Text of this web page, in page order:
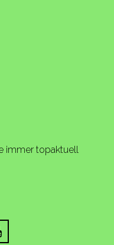
immer topaktuell